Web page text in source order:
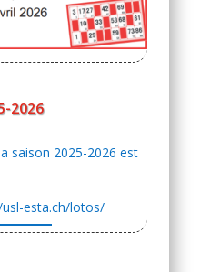
2026
saison 2025-2026 est
esta.ch/lotos/